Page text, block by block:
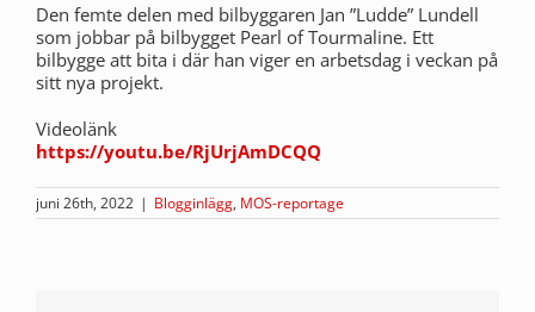
Den femte delen med bilbyggaren Jan ”Ludde” Lundell
som jobbar på bilbygget Pearl of Tourmaline. Ett
bilbygge att bita i där han viger en arbetsdag i veckan på
sitt nya projekt.
Videolänk
https://youtu.be/RjUrjAmDCQQ
juni 26th, 2022 | Blogginlägg, MOS-reportage